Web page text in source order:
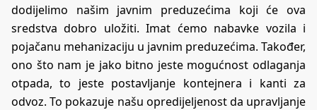
dodijelimo našim javnim preduzećima koji će ova
sredstva dobro uložiti. Imat ćemo nabavke vozila i
pojačanu mehanizaciju u javnim preduzećima. Također,
ono što nam je jako bitno jeste mogućnost odlaganja
otpada, to jeste postavljanje kontejnera i kanti za
odvoz. To pokazuje našu opredijeljenost da upravljanje